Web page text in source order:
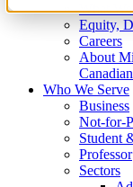
What
Equity,
Careers
About
Who We Serve
Business
Not-for-
Student
Professor
Sectors